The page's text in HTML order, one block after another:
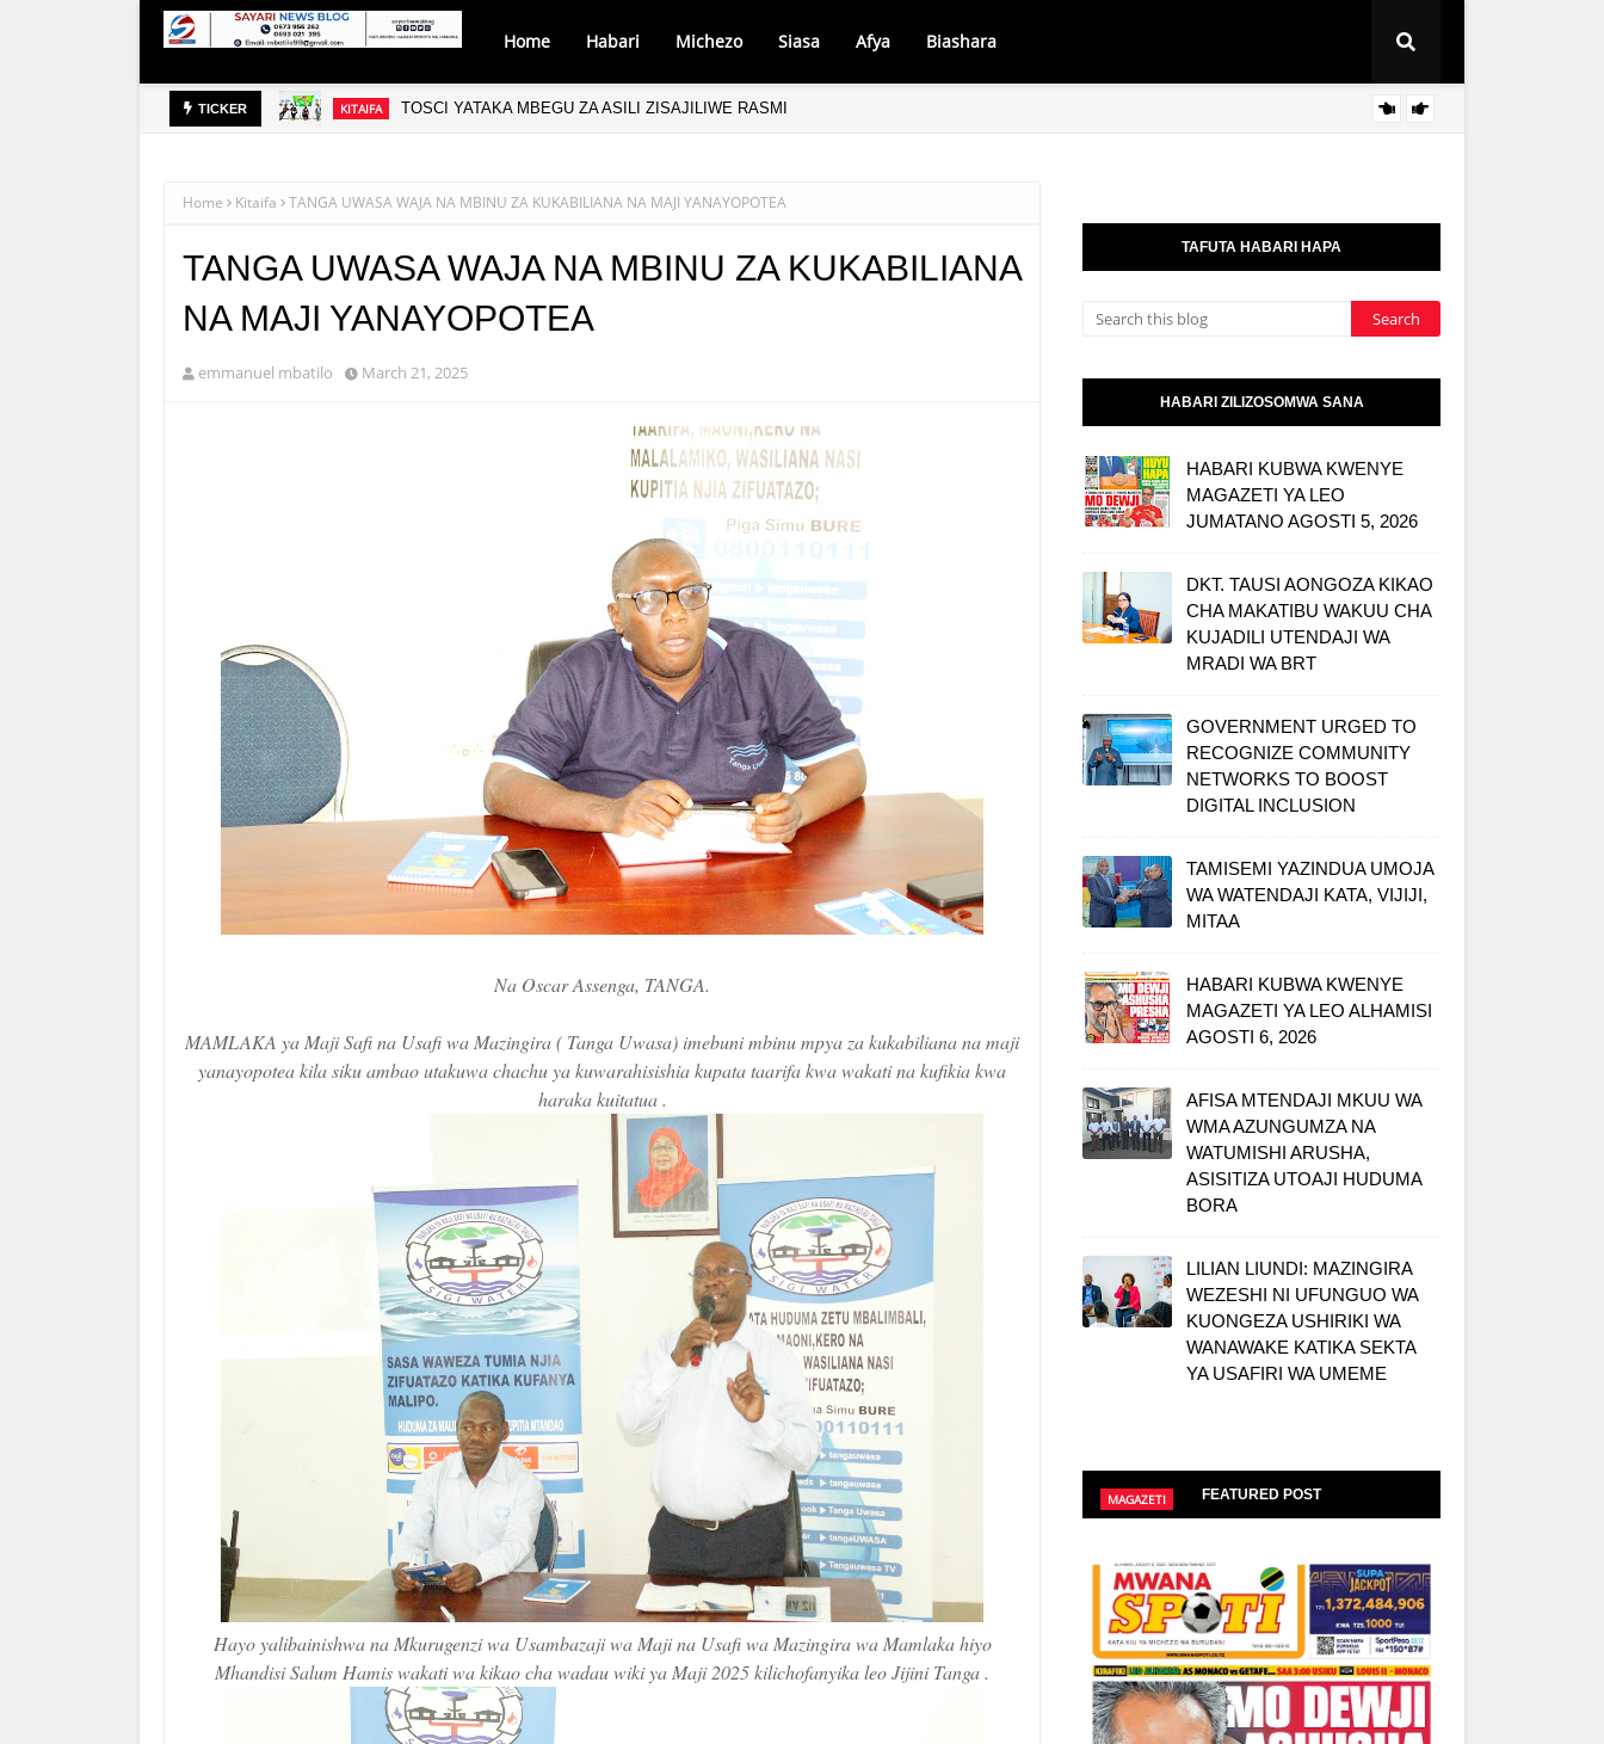
Home Habari Michezo Siasa Afya Biashara
TICKER KITAIFA TOSCI YATAKA MBEGU ZA ASILI ZISAJILIWE RASMI
Home Kitaifa TANGA UWASA WAJA NA MBINU ZA KUKABILIANA NA MAJI YANAYOPOTEA
TANGA UWASA WAJA NA MBINU ZA KUKABILIANA
NA MAJI YANAYOPOTEA
emmanuel mbatilo March 21, 2025
Na Oscar Assenga, TANGA.
MAMLAKA ya Maji Safi na Usafi wa Mazingira ( Tanga Uwasa) imebuni mbinu mpya za kukabiliana na maji
yanayopotea kila siku ambao utakuwa chachu ya kuwarahisishia kupata taarifa kwa wakati na kufikia kwa
haraka kuitatua .
Hayo yalibainishwa na Mkurugenzi wa Usambazaji wa Maji na Usafi wa Mazingira wa Mamlaka hiyo
Mhandisi Salum Hamis wakati wa kikao cha wadau wiki ya Maji 2025 kilichofanyika leo Jijini Tanga .
TAFUTA HABARI HAPA
HABARI ZILIZOSOMWA SANA
HABARI KUBWA KWENYE
MAGAZETI YA LEO
JUMATANO AGOSTI 5, 2026
DKT. TAUSI AONGOZA KIKAO
CHA MAKATIBU WAKUU CHA
KUJADILI UTENDAJI WA
MRADI WA BRT
GOVERNMENT URGED TO
RECOGNIZE COMMUNITY
NETWORKS TO BOOST
DIGITAL INCLUSION
TAMISEMI YAZINDUA UMOJA
WA WATENDAJI KATA, VIJIJI,
MITAA
HABARI KUBWA KWENYE
MAGAZETI YA LEO ALHAMISI
AGOSTI 6, 2026
AFISA MTENDAJI MKUU WA
WMA AZUNGUMZA NA
WATUMISHI ARUSHA,
ASISITIZA UTOAJI HUDUMA
BORA
LILIAN LIUNDI: MAZINGIRA
WEZESHI NI UFUNGUO WA
KUONGEZA USHIRIKI WA
WANAWAKE KATIKA SEKTA
YA USAFIRI WA UMEME
FEATURED POST
MAGAZETI